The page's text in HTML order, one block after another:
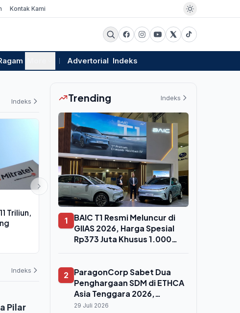
Kontak Kami
Advertorial Indeks
Indeks
Triliun,
EKSBIS
PLN Buka Promo HCS Ultima di
GIIAS 2026, Cashback Voucher
Listrik Capai Rp1,3 Juta
03 Agustus 2026
Indeks
Pilar
Trending Indeks
1
BAIC T1 Resmi Meluncur di
GIIAS 2026, Harga Spesial
Rp373 Juta Khusus 1.000
2
ParagonCorp Sabet Dua
Penghargaan SDM di ETHCA
Asia Tenggara 2026,
Program 'Paragonian
29 Juli 2026